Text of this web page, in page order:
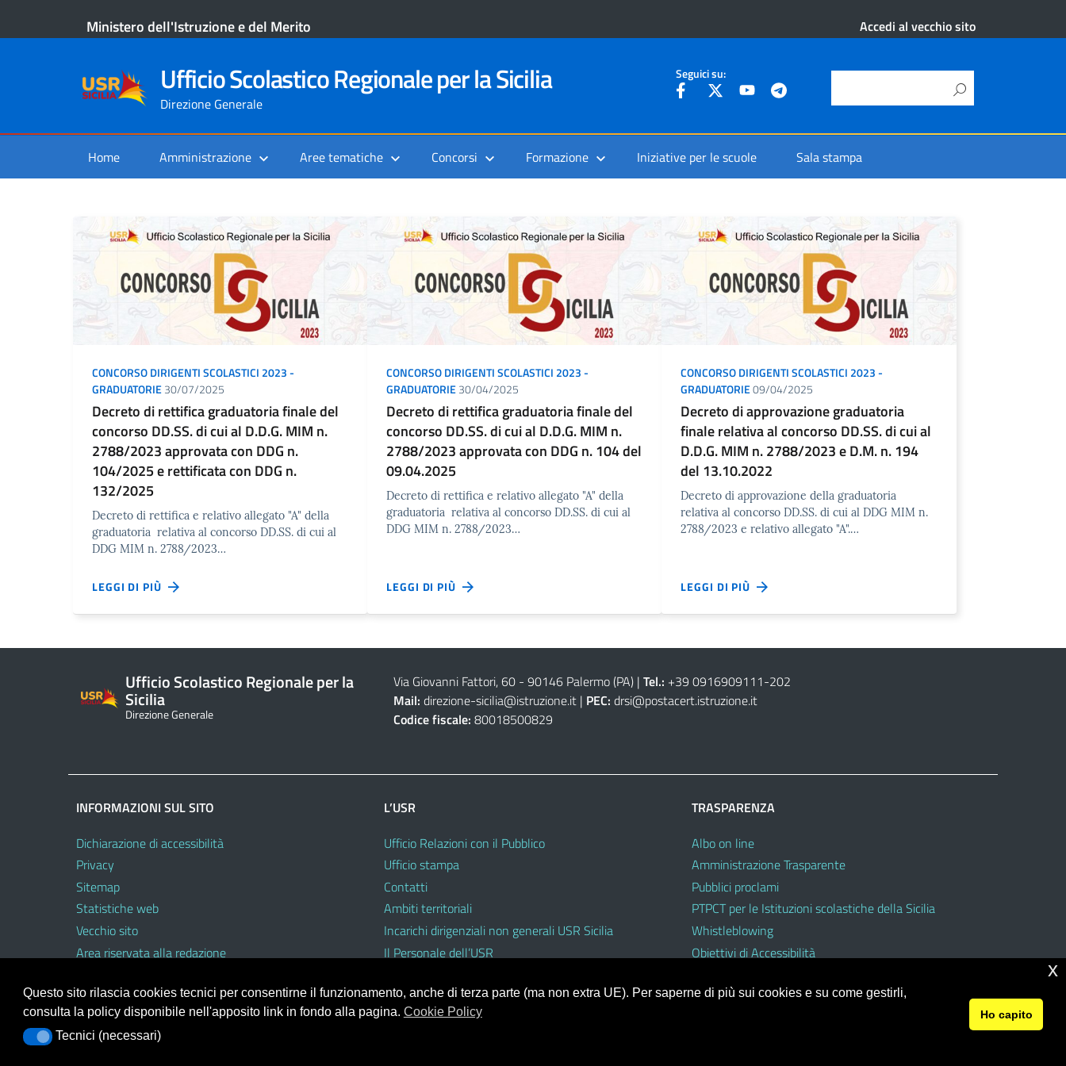
Ministero dell'Istruzione e del Merito Accedi al vecchio sito
Ufficio Scolastico Regionale per la Sicilia
Direzione Generale
Seguici su:
Home Amministrazione Aree tematiche Concorsi Formazione Iniziative per le scuole Sala stampa
CONCORSO DIRIGENTI SCOLASTICI 2023 -
GRADUATORIE30/07/2025
Decreto di rettifica graduatoria finale del
concorso DD.SS. di cui al D.D.G. MIM n.
2788/2023 approvata con DDG n.
104/2025 e rettificata con DDG n.
132/2025
Decreto di rettifica e relativo allegato "A" della
graduatoria relativa al concorso DD.SS. di cui al
DDG MIM n. 2788/2023…
LEGGI DI PIÙ
CONCORSO DIRIGENTI SCOLASTICI 2023 -
GRADUATORIE30/04/2025
Decreto di rettifica graduatoria finale del
concorso DD.SS. di cui al D.D.G. MIM n.
2788/2023 approvata con DDG n. 104 del
09.04.2025
Decreto di rettifica e relativo allegato "A" della
graduatoria relativa al concorso DD.SS. di cui al
DDG MIM n. 2788/2023…
LEGGI DI PIÙ
CONCORSO DIRIGENTI SCOLASTICI 2023 -
GRADUATORIE09/04/2025
Decreto di approvazione graduatoria
finale relativa al concorso DD.SS. di cui al
D.D.G. MIM n. 2788/2023 e D.M. n. 194
del 13.10.2022
Decreto di approvazione della graduatoria
relativa al concorso DD.SS. di cui al DDG MIM n.
2788/2023 e relativo allegato "A".…
LEGGI DI PIÙ
Ufficio Scolastico Regionale per la
Sicilia
Direzione Generale
Via Giovanni Fattori, 60 - 90146 Palermo (PA)| Tel.: +39 0916909111-202
Mail: direzione-sicilia@istruzione.it| PEC: drsi@postacert.istruzione.it
Codice fiscale: 80018500829
INFORMAZIONI SUL SITO
Dichiarazione di accessibilità
Privacy
Sitemap
Statistiche web
Vecchio sito
Area riservata alla redazione
L’USR
Ufficio Relazioni con il Pubblico
Ufficio stampa
Contatti
Ambiti territoriali
Incarichi dirigenziali non generali USR Sicilia
Il Personale dell’USR
TRASPARENZA
Albo on line
Amministrazione Trasparente
Pubblici proclami
PTPCT per le Istituzioni scolastiche della Sicilia
Whistleblowing
Obiettivi di Accessibilità
Questo sito rilascia cookies tecnici per consentirne il funzionamento, anche di terza parte (ma non extra UE). Per saperne di più sui cookies e su come gestirli,
consulta la policy disponibile nell'apposito link in fondo alla pagina. Cookie Policy
Tecnici (necessari)
Tecnici (necessari)
Ho capito
x